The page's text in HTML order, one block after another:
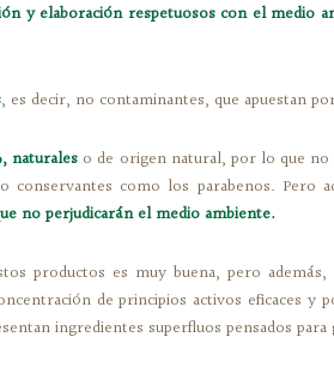
y elaboración respetuosos con el medio
, es decir, no contaminantes, que apuestan
naturales o de origen natural, por lo que
conservantes como los parabenos. Pero
no perjudicarán el medio ambiente.
productos es muy buena, pero
de principios activos eficaces y
ingredientes superfluos pensados